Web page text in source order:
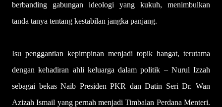
berbanding gabungan ideologi yang kukuh, menimbulkan
tanda tanya tentang kestabilan jangka panjang.
Isu penggantian kepimpinan menjadi topik hangat, terutama
dengan kehadiran ahli keluarga dalam politik – Nurul Izzah
sebagai bekas Naib Presiden PKR dan Datin Seri Dr. Wan
Azizah Ismail yang pernah menjadi Timbalan Perdana Menteri.